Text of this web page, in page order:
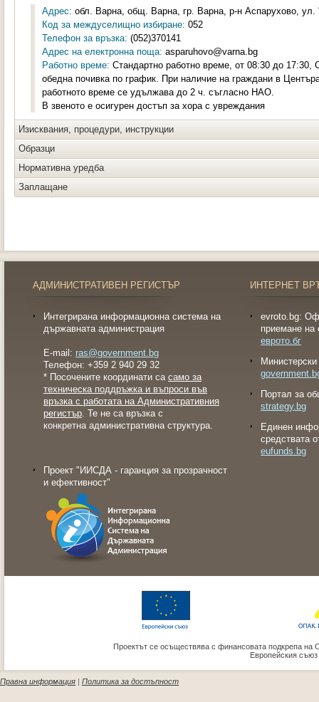
Адрес: обл. Варна, общ. Варна, гр. Варна, р-н Аспарухово,
Код за междуселищно избиране: 052
Телефон за връзка: (052)370141
Адрес на електронна поща: asparuhovo@varna.bg
Работно време: Стандартно работно време, от 08:30 до 17:30,
обедна почивка по график. При наличие на граждани в
работното време се удължава до 2 ч. съгласно НАО.
В звеното е осигурен достъп за хора с увреждания
Изисквания, процедури, инструкции
Образци
Нормативна уредба
Заплащане
АДМИНИСТРАТИВЕН РЕГИСТЪР
Интегрирана информационна система на
държавната администрация
E-mail: ras@government.bg
Телефон: +359 2 940 29 32
* Посочените координати са само за
техническа поддръжка и въпроси във
връзка с работата на Административния
регистър. Те не са връзка с
конкретна административна структура.
Проект "ИИСДА - гаранция за прозрачност
и ефективност"
ИНТЕРНЕТ
evroto.bg:
приемане на
еврото.бг
Портал за
strategy.bg
Eдинен
средствата
eufunds.bg
Проектът се осъществява с финансовата подкрепа на
Европейския
Правна информация | Политика за достъпност